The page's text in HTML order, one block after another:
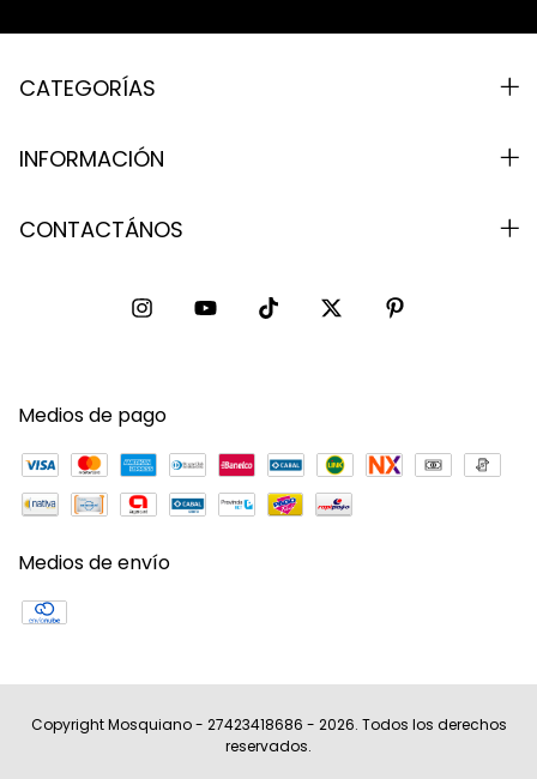
CATEGORÍAS
INFORMACIÓN
CONTACTÁNOS
Medios de pago
Medios de envío
Copyright Mosquiano - 27423418686 - 2026. Todos los derechos
reservados.